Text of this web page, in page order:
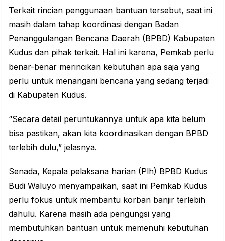
Terkait rincian penggunaan bantuan tersebut, saat ini
masih dalam tahap koordinasi dengan Badan
Penanggulangan Bencana Daerah (BPBD) Kabupaten
Kudus dan pihak terkait. Hal ini karena, Pemkab perlu
benar-benar merincikan kebutuhan apa saja yang
perlu untuk menangani bencana yang sedang terjadi
di Kabupaten Kudus.
“Secara detail peruntukannya untuk apa kita belum
bisa pastikan, akan kita koordinasikan dengan BPBD
terlebih dulu,” jelasnya.
Senada, Kepala pelaksana harian (Plh) BPBD Kudus
Budi Waluyo menyampaikan, saat ini Pemkab Kudus
perlu fokus untuk membantu korban banjir terlebih
dahulu. Karena masih ada pengungsi yang
membutuhkan bantuan untuk memenuhi kebutuhan